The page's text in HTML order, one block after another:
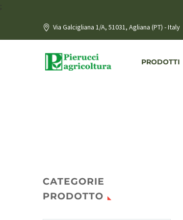
;
Via Galcigliana 1/A, 51031, Agliana (PT) - Italy
PRODOTTI
CATEGORIE
PRODOTTO